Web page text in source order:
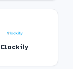
Clockify